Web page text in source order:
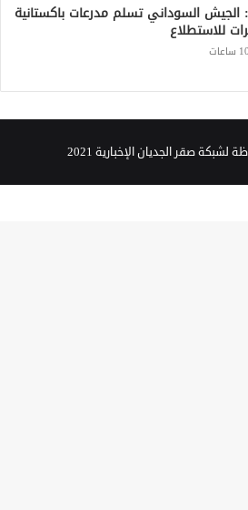
السوداني تسلم مدرعات باكستانية
للاستطلاع
صقر الجديان الإخبارية 2021